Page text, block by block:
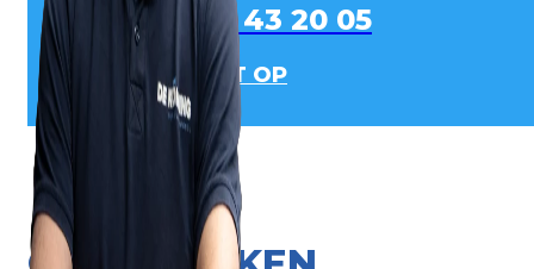
0413 - 43 20 05
NEEM CONTACT OP